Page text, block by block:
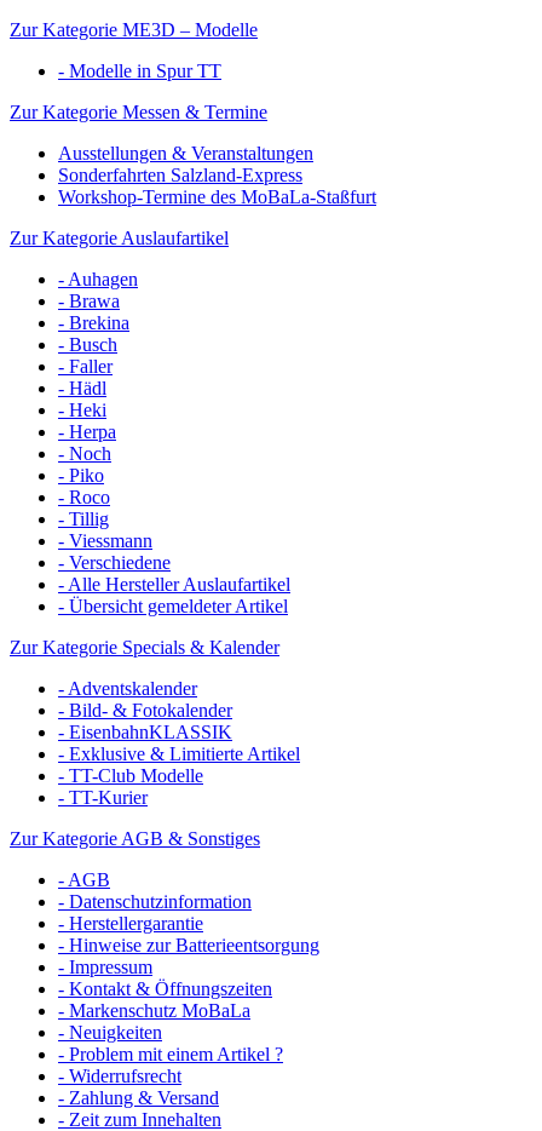
Zur Kategorie ME3D – Modelle
- Modelle in Spur TT
Zur Kategorie Messen & Termine
Ausstellungen & Veranstaltungen
Sonderfahrten Salzland-Express
Workshop-Termine des MoBaLa-Staßfurt
Zur Kategorie Auslaufartikel
- Auhagen
- Brawa
- Brekina
- Busch
- Faller
- Hädl
- Heki
- Herpa
- Noch
- Piko
- Roco
- Tillig
- Viessmann
- Verschiedene
- Alle Hersteller Auslaufartikel
- Übersicht gemeldeter Artikel
Zur Kategorie Specials & Kalender
- Adventskalender
- Bild- & Fotokalender
- EisenbahnKLASSIK
- Exklusive & Limitierte Artikel
- TT-Club Modelle
- TT-Kurier
Zur Kategorie AGB & Sonstiges
- AGB
- Datenschutzinformation
- Herstellergarantie
- Hinweise zur Batterieentsorgung
- Impressum
- Kontakt & Öffnungszeiten
- Markenschutz MoBaLa
- Neuigkeiten
- Problem mit einem Artikel ?
- Widerrufsrecht
- Zahlung & Versand
- Zeit zum Innehalten